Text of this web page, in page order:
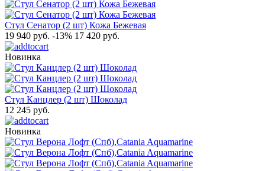
Стул Сенатор (2 шт) Кожа Бежевая
19 940 руб. -13% 17 420 руб.
Новинка
Стул Канцлер (2 шт) Шоколад
12 245 руб.
Новинка